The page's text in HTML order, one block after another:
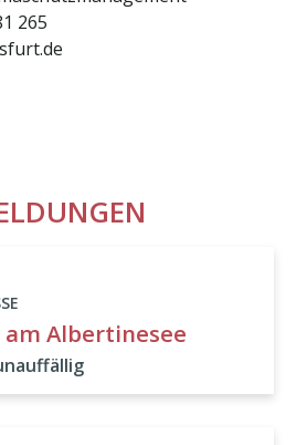
265
Albertinesee